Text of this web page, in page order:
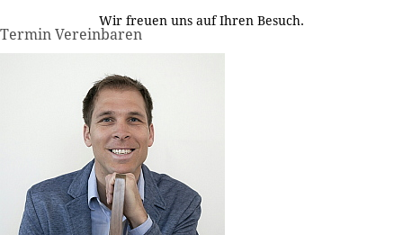
Wir freuen uns auf Ihren Besuch.
Termin Vereinbaren